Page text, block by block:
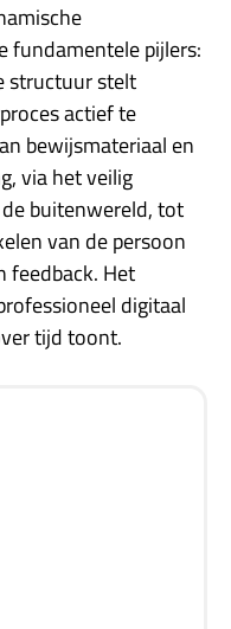
fundamentele pijlers:
structuur stelt
actief te
bewijsmateriaal en
via het veilig
buitenwereld, tot
van de persoon
feedback. Het
digitaal
tijd toont.